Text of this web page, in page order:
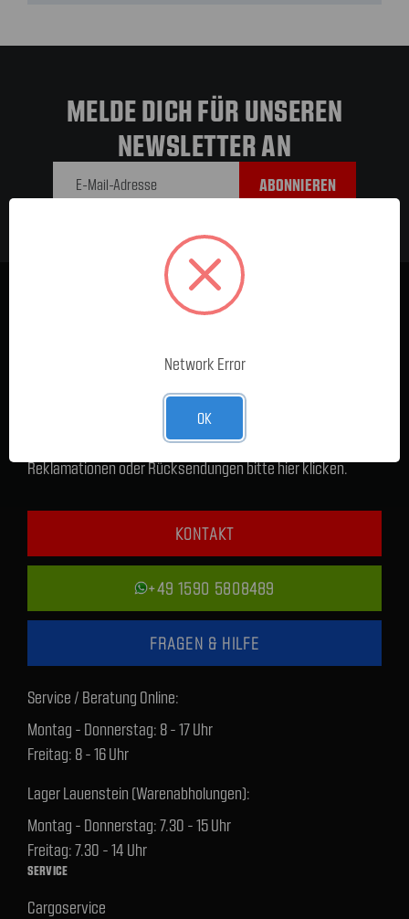
MELDE DICH FÜR UNSEREN
NEWSLETTER AN
Für sämtliche Anliegen zur Lieferzeit, technischen Fragen,
Reklamationen oder Rücksendungen bitte hier klicken.
KONTAKT
+49 1590 5808489
FRAGEN & HILFE
Service / Beratung Online:
Montag - Donnerstag: 8 - 17 Uhr
Freitag: 8 - 16 Uhr
Lager Lauenstein (Warenabholungen):
Montag - Donnerstag: 7.30 - 15 Uhr
Freitag: 7.30 - 14 Uhr
SERVICE
Cargoservice
Network Error
OK